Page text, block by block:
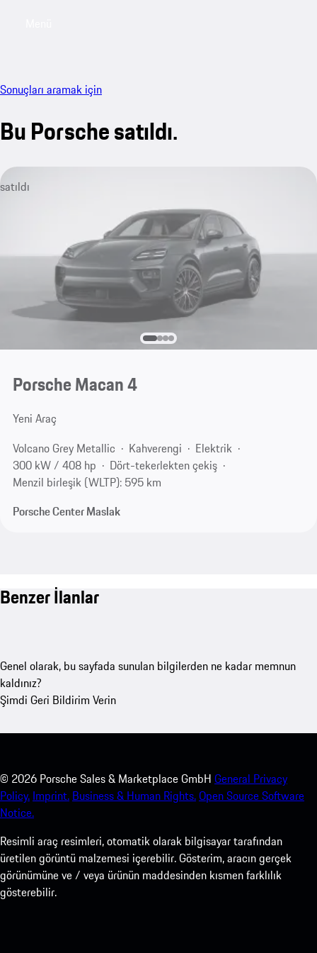
Sonuçları aramak için
Bu Porsche satıldı.
satıldı
Porsche Macan 4
Yeni Araç
Volcano Grey Metallic
Kahverengi
Elektrik
300 kW / 408 hp
Dört-tekerlekten çekiş
Menzil birleşik (WLTP): 595 km
Porsche Center Maslak
Benzer İlanlar
Genel olarak, bu sayfada sunulan bilgilerden ne kadar memnun
kaldınız?
Şimdi Geri Bildirim Verin
© 2026 Porsche Sales & Marketplace GmbH General Privacy
Policy. Imprint. Business & Human Rights.Open Source Software
Notice.
Resimli araç resimleri, otomatik olarak bilgisayar tarafından
üretilen görüntü malzemesi içerebilir. Gösterim, aracın gerçek
görünümüne ve / veya ürünün maddesinden kısmen farklılık
gösterebilir.